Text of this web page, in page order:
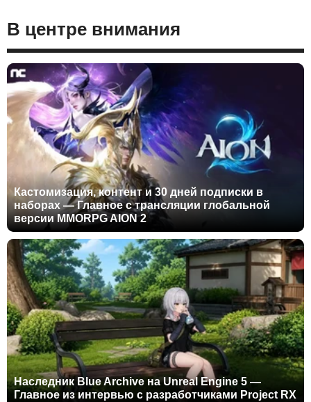
В центре внимания
Кастомизация, контент и 30 дней подписки в
наборах — Главное с трансляции глобальной
версии MMORPG AION 2
Наследник Blue Archive на Unreal Engine 5 —
Главное из интервью с разработчиками Project RX